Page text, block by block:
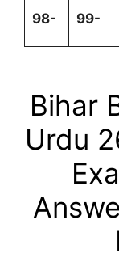
98- 99-
Bihar
Urdu